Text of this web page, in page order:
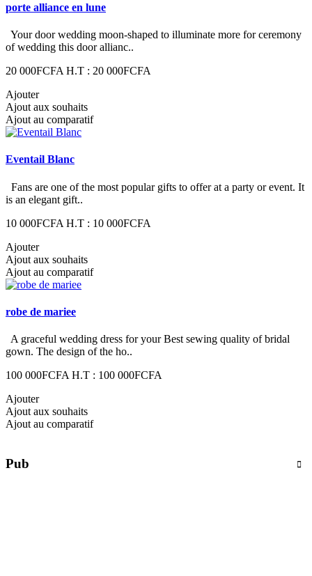
porte alliance en lune
Your door wedding moon-shaped to illuminate more for ceremony
of wedding this door allianc..
20 000FCFA H.T : 20 000FCFA
Ajouter
Ajout aux souhaits
Ajout au comparatif
Eventail Blanc
Fans are one of the most popular gifts to offer at a party or event. It
is an elegant gift..
10 000FCFA H.T : 10 000FCFA
Ajouter
Ajout aux souhaits
Ajout au comparatif
robe de mariee
A graceful wedding dress for your Best sewing quality of bridal
gown. The design of the ho..
100 000FCFA H.T : 100 000FCFA
Ajouter
Ajout aux souhaits
Ajout au comparatif
Pub